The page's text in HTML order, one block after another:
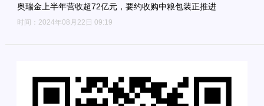
奥瑞金上半年营收超72亿元，要约收购中粮包装正推进
时间：2024年08月22日 09:19